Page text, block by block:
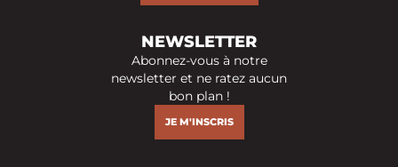
NEWSLETTER
Abonnez-vous à notre
newsletter et ne ratez aucun
bon plan !
JE M'INSCRIS